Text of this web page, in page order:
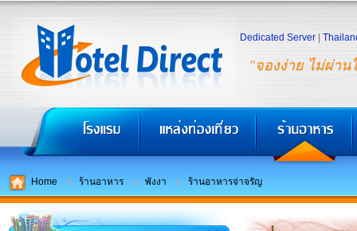
"จองง่าย ไม่ผ่าน
Dedicated Server
Home ร้านอาหาร พังงา ร้านอาหารจ่าจรัญ